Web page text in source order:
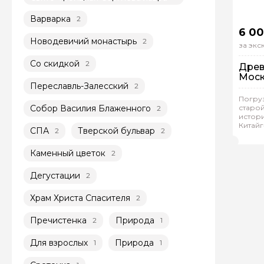
Варварка 2
Новодевичий монастырь 2
Со скидкой 2
Переславль-Залесский 2
Собор Василия Блаженного 2
СПА 2 Тверской бульвар 2
Каменный цветок 2
Дегустации 2
Храм Христа Спасителя 2
Пречистенка 2 Природа 1
Для взрослых 1 Природа 1
6
за
Рейтинг
Задайте
Как вас зовут